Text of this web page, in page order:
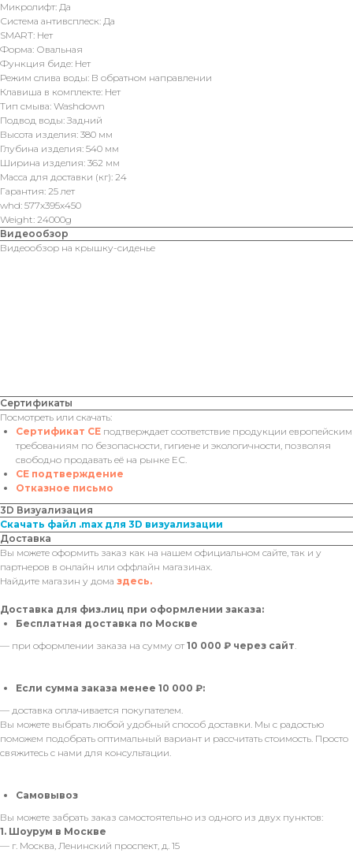
Микролифт: Да
Система антивсплеск: Да
SMART: Нет
Форма: Овальная
Функция биде: Нет
Режим слива воды: В обратном направлении
Клавиша в комплекте: Нет
Тип смыва: Washdown
Подвод воды: Задний
Высота изделия: 380 мм
Глубина изделия: 540 мм
Ширина изделия: 362 мм
Масса для доставки (кг): 24
Гарантия: 25 лет
whd: 577x395x450
Weight: 24000g
Видеообзор
Видеообзор на крышку-сиденье
Сертификаты
Посмотреть или скачать:
Сертификат CE подтверждает соответствие продукции европейским
требованиям по безопасности, гигиене и экологичности, позволяя
свободно продавать её на рынке ЕС.
CE подтверждение
Отказное письмо
3D Визуализация
Скачать файл .max для 3D визуализации
Доставка
Вы можете оформить заказ как на нашем официальном сайте, так и у
партнеров в онлайн или оффлайн магазинах.
Найдите магазин у дома здесь.
Доставка для физ.лиц при оформлении заказа:
Бесплатная доставка по Москве
— при оформлении заказа на сумму от 10 000 ₽ через сайт.
Если сумма заказа менее 10 000 ₽:
— доставка оплачивается покупателем.
Вы можете выбрать любой удобный способ доставки. Мы с радостью
поможем подобрать оптимальный вариант и рассчитать стоимость. Просто
свяжитесь с нами для консультации.
Самовывоз
Вы можете забрать заказ самостоятельно из одного из двух пунктов:
1. Шоурум в Москве
— г. Москва, Ленинский проспект, д. 15